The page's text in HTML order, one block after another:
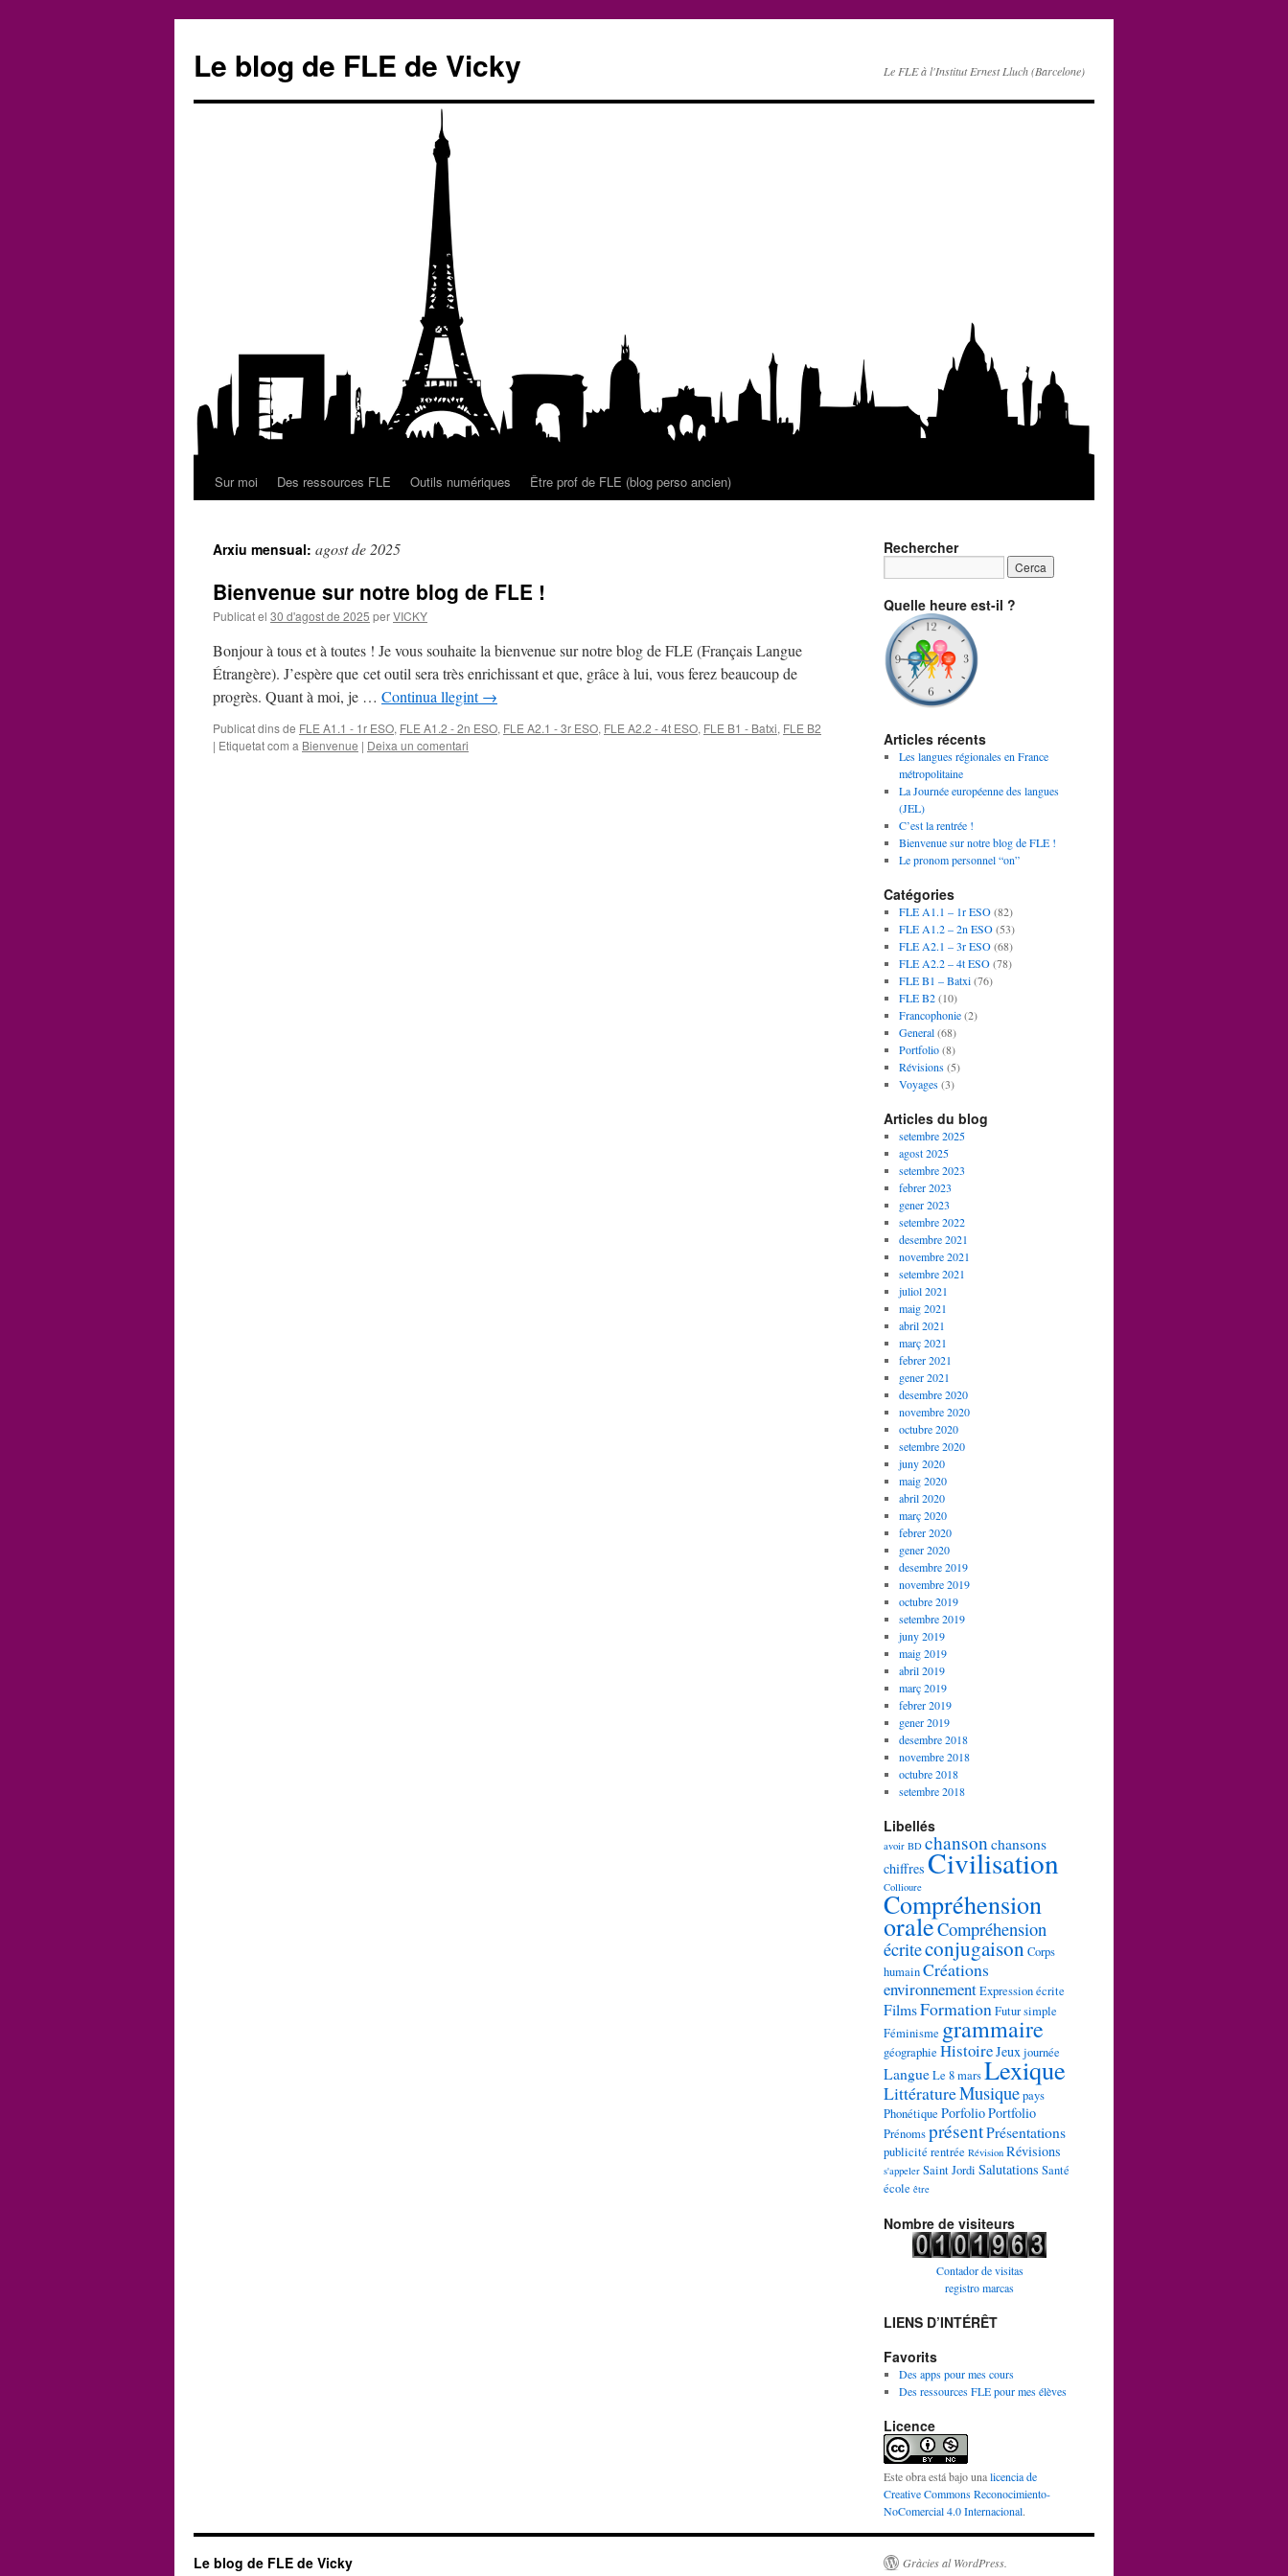
Le blog de FLE de Vicky Le FLE à l'Institut Ernest Lluch (Barcelone)
Vés
contingut
Sur moi Des ressources FLE Outils numériques Être prof de FLE (blog perso ancien)
Arxiu mensual: agost de 2025
Bienvenue sur notre blog de FLE !
Publicat el 30 d'agost de 2025 perVICKY
Bonjour à tous et à toutes ! Je vous souhaite la bienvenue sur notre blog de FLE (Français Langue
Étrangère). J’espère que cet outil sera très enrichissant et que, grâce à lui, vous ferez beaucoup de
progrès. Quant à moi, je … Continua llegint→
Publicat dins de FLE A1.1 - 1r ESO, FLE A1.2 - 2n ESO, FLE A2.1 - 3r ESO, FLE A2.2 - 4t ESO, FLE B1 - Batxi, FLE B2
| Etiquetat com a Bienvenue | Deixa un comentari
Rechercher
Quelle heure est-il ?
Articles récents
Les langues régionales en France
métropolitaine
La Journée européenne des langues
(JEL)
C’est la rentrée !
Bienvenue sur notre blog de FLE !
Le pronom personnel “on”
Catégories
FLE A1.1 – 1r ESO(82)
FLE A1.2 – 2n ESO(53)
FLE A2.1 – 3r ESO(68)
FLE A2.2 – 4t ESO(78)
FLE B1 – Batxi(76)
FLE B2(10)
Francophonie(2)
General(68)
Portfolio(8)
Révisions(5)
Voyages(3)
Articles du blog
setembre 2025
agost 2025
setembre 2023
febrer 2023
gener 2023
setembre 2022
desembre 2021
novembre 2021
setembre 2021
juliol 2021
maig 2021
abril 2021
març 2021
febrer 2021
gener 2021
desembre 2020
novembre 2020
octubre 2020
setembre 2020
juny 2020
maig 2020
abril 2020
març 2020
febrer 2020
gener 2020
desembre 2019
novembre 2019
octubre 2019
setembre 2019
juny 2019
maig 2019
abril 2019
març 2019
febrer 2019
gener 2019
desembre 2018
novembre 2018
octubre 2018
setembre 2018
Libellés
avoir BD chansonchansons
chiffres Civilisation
Collioure
Compréhension
oraleCompréhension
écriteconjugaison Corps
humainCréations
environnementExpression écrite
FilmsFormationFutur simple
Féminisme grammaire
géographie HistoireJeuxjournée
LangueLe 8 marsLexique
LittératureMusiquepays
Phonétique PorfolioPortfolio
PrénomsprésentPrésentations
publicité rentrée Révision Révisions
s'appeler Saint Jordi Salutations Santé
école être
Nombre de visiteurs
Contador de visitas
registro marcas
LIENS D’INTÉRÊT
Favorits
Des apps pour mes cours
Des ressources FLE pour mes élèves
Licence
Este obra está bajo unalicencia de
Creative Commons Reconocimiento-
NoComercial 4.0 Internacional.
Le blog de FLE de Vicky Gràcies al WordPress.